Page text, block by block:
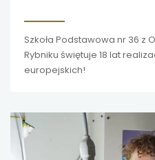
Szkoła Podstawowa nr 36 z
Rybniku świętuje 18 lat
europejskich!